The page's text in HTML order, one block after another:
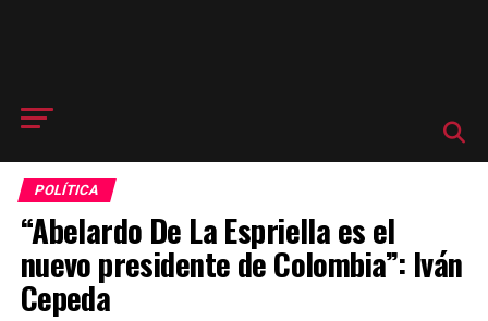
POLÍTICA
“Abelardo De La Espriella es el
nuevo presidente de Colombia”: Iván
Cepeda